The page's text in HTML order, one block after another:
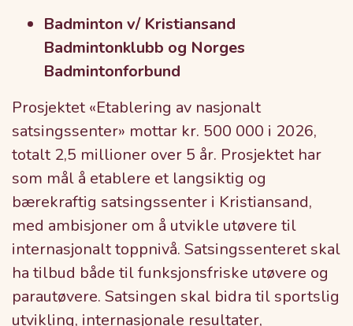
Badminton v/ Kristiansand
Badmintonklubb og Norges
Badmintonforbund
Prosjektet «Etablering av nasjonalt
satsingssenter» mottar kr. 500 000 i 2026,
totalt 2,5 millioner over 5 år. Prosjektet har
som mål å etablere et langsiktig og
bærekraftig satsingssenter i Kristiansand,
med ambisjoner om å utvikle utøvere til
internasjonalt toppnivå. Satsingssenteret skal
ha tilbud både til funksjonsfriske utøvere og
parautøvere. Satsingen skal bidra til sportslig
utvikling, internasjonale resultater,